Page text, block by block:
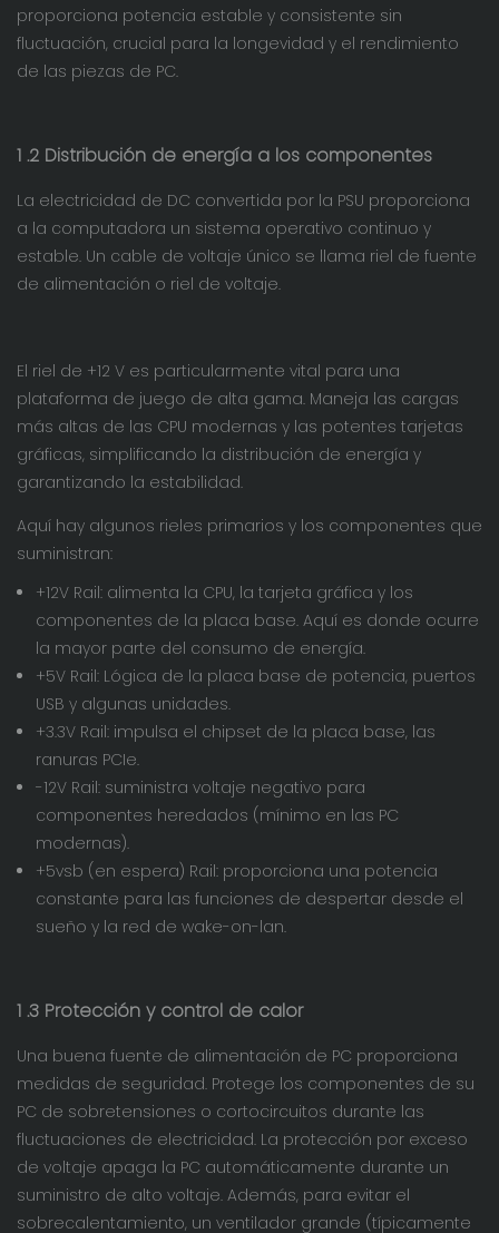
proporciona potencia estable y consistente sin
fluctuación, crucial para la longevidad y el rendimiento
de las piezas de PC.
1 .2 Distribución de energía a los componentes
La electricidad de DC convertida por la PSU proporciona
a la computadora un sistema operativo continuo y
estable. Un cable de voltaje único se llama riel de fuente
de alimentación o riel de voltaje.
El riel de +12 V es particularmente vital para una
plataforma de juego de alta gama. Maneja las cargas
más altas de las CPU modernas y las potentes tarjetas
gráficas, simplificando la distribución de energía y
garantizando la estabilidad.
Aquí hay algunos rieles primarios y los componentes que
suministran:
+12V Rail: alimenta la CPU, la tarjeta gráfica y los
componentes de la placa base. Aquí es donde ocurre
la mayor parte del consumo de energía.
+5V Rail: Lógica de la placa base de potencia, puertos
USB y algunas unidades.
+3.3V Rail: impulsa el chipset de la placa base, las
ranuras PCIe.
-12V Rail: suministra voltaje negativo para
componentes heredados (mínimo en las PC
modernas).
+5vsb (en espera) Rail: proporciona una potencia
constante para las funciones de despertar desde el
sueño y la red de wake-on-lan.
1 .3 Protección y control de calor
Una buena fuente de alimentación de PC proporciona
medidas de seguridad. Protege los componentes de su
PC de sobretensiones o cortocircuitos durante las
fluctuaciones de electricidad. La protección por exceso
de voltaje apaga la PC automáticamente durante un
suministro de alto voltaje. Además, para evitar el
sobrecalentamiento, un ventilador grande (típicamente